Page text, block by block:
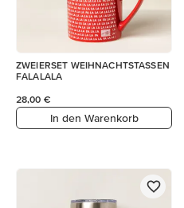
ZWEIERSET WEIHNACHTSTASSEN
FALALALA
28,00 €
In den Warenkorb